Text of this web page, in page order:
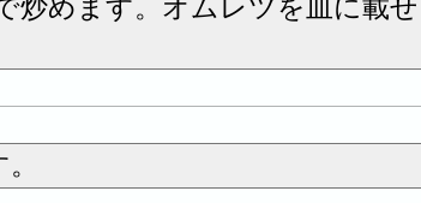
炒めます。オムレツを皿に載